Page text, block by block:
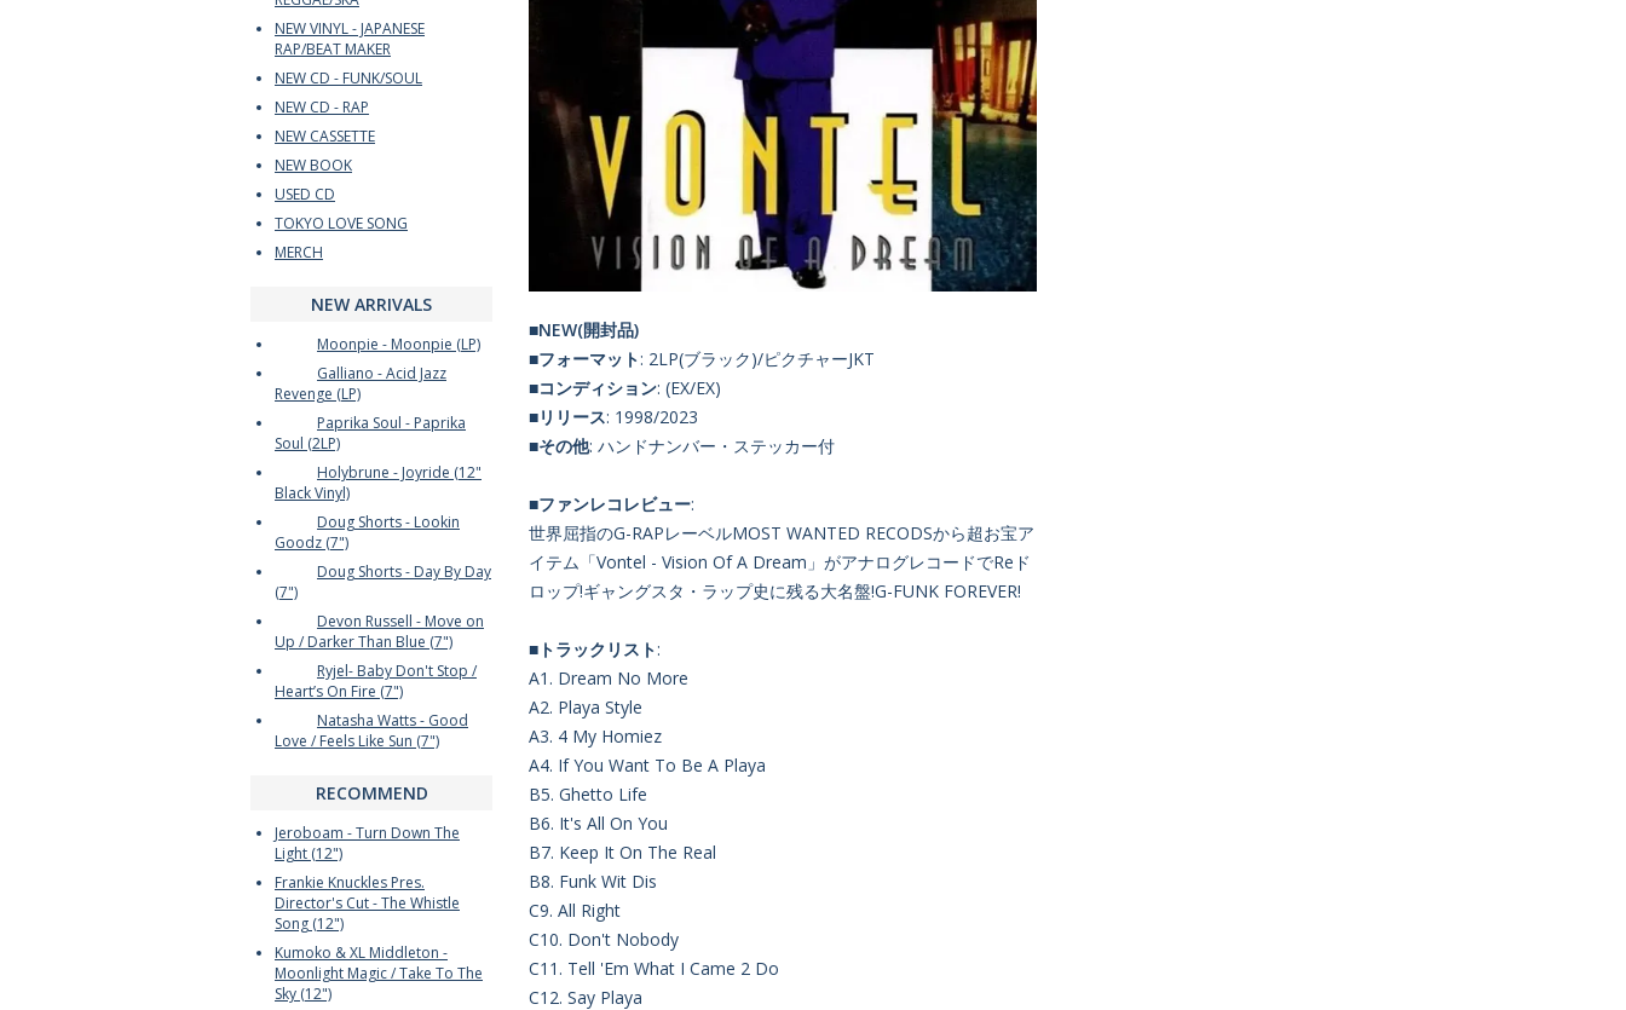
■NEW(開封品)
■フォーマット: 2LP(ブラック)/ピクチャーJKT
■コンディション: (EX/EX)
■リリース: 1998/2023
■その他: ハンドナンバー・ステッカー付
■ファンレコレビュー:
世界屈指のG-RAPレーベルMOST WANTED RECODSから超お宝ア
イテム「Vontel - Vision Of A Dream」がアナログレコードでReド
ロップ!ギャングスタ・ラップ史に残る大名盤!G-FUNK FOREVER!
■トラックリスト:
A1. Dream No More
A2. Playa Style
A3. 4 My Homiez
A4. If You Want To Be A Playa
B5. Ghetto Life
B6. It's All On You
B7. Keep It On The Real
B8. Funk Wit Dis
C9. All Right
C10. Don't Nobody
C11. Tell 'Em What I Came 2 Do
C12. Say Playa
NEW VINYL - JAPANESE
RAP/BEAT MAKER
NEW CD - FUNK/SOUL
NEW CD - RAP
NEW CASSETTE
NEW BOOK
USED CD
TOKYO LOVE SONG
MERCH
NEW ARRIVALS
Moonpie - Moonpie (LP)
Galliano - Acid Jazz
Revenge (LP)
Paprika Soul - Paprika
Soul (2LP)
Holybrune - Joyride (12"
Black Vinyl)
Doug Shorts - Lookin
Goodz (7")
Doug Shorts - Day By Day
(7")
Devon Russell - Move on
Up / Darker Than Blue (7")
Ryjel- Baby Don't Stop /
Heart’s On Fire (7")
Natasha Watts - Good
Love / Feels Like Sun (7")
RECOMMEND
Jeroboam - Turn Down The
Light (12")
Frankie Knuckles Pres.
Director's Cut - The Whistle
Song (12")
Kumoko & XL Middleton -
Moonlight Magic / Take To The
Sky (12")